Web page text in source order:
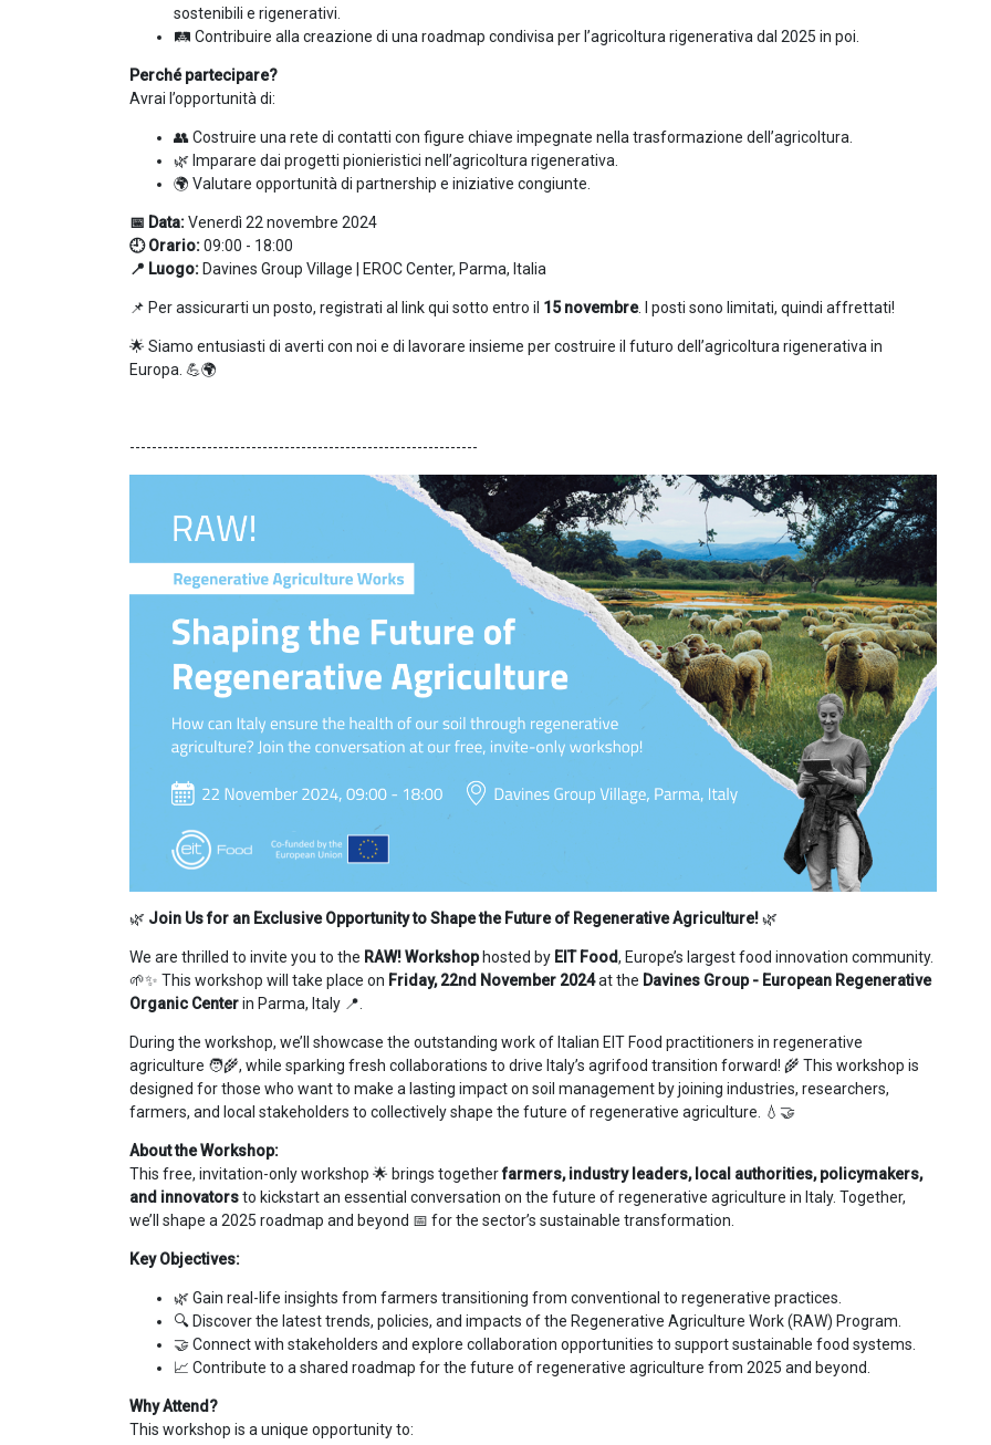
sostenibili e rigenerativi.
🛤️ Contribuire alla creazione di una roadmap condivisa per l’agricoltura rigenerativa dal 2025 in poi.
Perché partecipare?
Avrai l’opportunità di:
👥 Costruire una rete di contatti con figure chiave impegnate nella trasformazione dell’agricoltura.
🌿 Imparare dai progetti pionieristici nell’agricoltura rigenerativa.
🌍 Valutare opportunità di partnership e iniziative congiunte.
📅 Data:Venerdì 22 novembre 2024
🕘 Orario:09:00 - 18:00
📍 Luogo: Davines Group Village | EROC Center, Parma, Italia
📌 Per assicurarti un posto, registrati al link qui sotto entro il 15 novembre. I posti sono limitati, quindi affrettati!
🌟 Siamo entusiasti di averti con noi e di lavorare insieme per costruire il futuro dell’agricoltura rigenerativa in
Europa. 💪🌍
---------------------------------------------------------------
🌿 Join Us for an Exclusive Opportunity to Shape the Future of Regenerative Agriculture!🌿
We are thrilled to invite you to the RAW! Workshophosted by EIT Food, Europe’s largest food innovation community.
🌱✨ This workshop will take place on Friday, 22nd November 2024at the Davines Group - European Regenerative
Organic Centerin Parma, Italy 📍.
During the workshop, we’ll showcase the outstanding work of Italian EIT Food practitioners in regenerative
agriculture 🧑‍🌾, while sparking fresh collaborations to drive Italy’s agrifood transition forward! 🌾 This workshop is
designed for those who want to make a lasting impact on soil management by joining industries, researchers,
farmers, and local stakeholders to collectively shape the future of regenerative agriculture. 💧🤝
About the Workshop:
This free, invitation-only workshop 🌟 brings togetherfarmers, industry leaders, local authorities, policymakers,
and innovatorsto kickstart an essential conversation on the future of regenerative agriculture in Italy. Together,
we’ll shape a 2025 roadmap and beyond 📅 for the sector’s sustainable transformation.
Key Objectives:
🌿 Gain real-life insights from farmers transitioning from conventional to regenerative practices.
🔍 Discover the latest trends, policies, and impacts of the Regenerative Agriculture Work (RAW) Program.
🤝 Connect with stakeholders and explore collaboration opportunities to support sustainable food systems.
📈 Contribute to a shared roadmap for the future of regenerative agriculture from 2025 and beyond.
Why Attend?
This workshop is a unique opportunity to: